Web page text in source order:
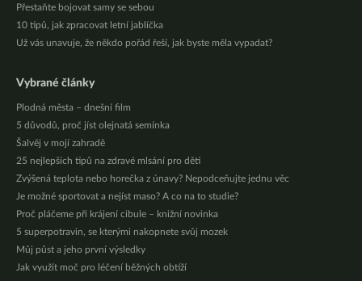
Přestaňte bojovat samy se sebou
10 tipů, jak zpracovat letní jablíčka
Už vás unavuje, že někdo pořád řeší, jak byste měla vypadat?
Vybrané články
Plodná města – dnešní film
5 důvodů, proč jíst olejnatá semínka
Šalvěj v mojí zahradě
25 nejlepších tipů na zdravé mlsání pro děti
Zvýšená teplota nebo horečka z únavy? Nepodceňujte jednu věc
Je možné sportovat a nejíst maso? A co na to studie?
Proč pláčeme při krájení cibule – knižní novinka
5 superpotravin, se kterými nakopnete svůj mozek
Můj půst a jeho první výsledky
Jak využít moč pro léčení běžných obtíží